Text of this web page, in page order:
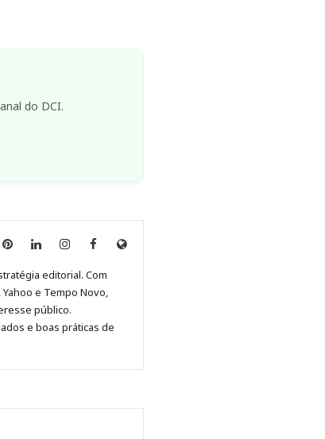
do DCI.
Anny
no
Pinterest
Anny
no
LinkedIn
Anny
no
Instagram
Anny
no
Facebook
Site
editorial. Com
e Tempo Novo,
público.
e boas práticas de